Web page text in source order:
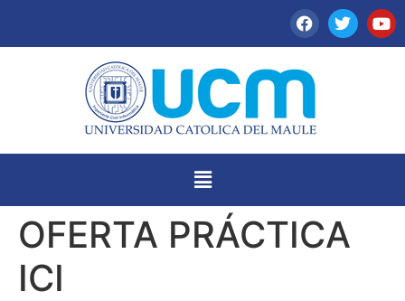
OFERTA PRÁCTICA
ICI